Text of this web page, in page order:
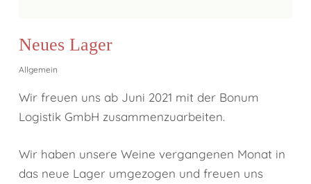
Neues Lager
Allgemein
Wir freuen uns ab Juni 2021 mit der Bonum
Logistik GmbH zusammenzuarbeiten.
Wir haben unsere Weine vergangenen Monat in
das neue Lager umgezogen und freuen uns